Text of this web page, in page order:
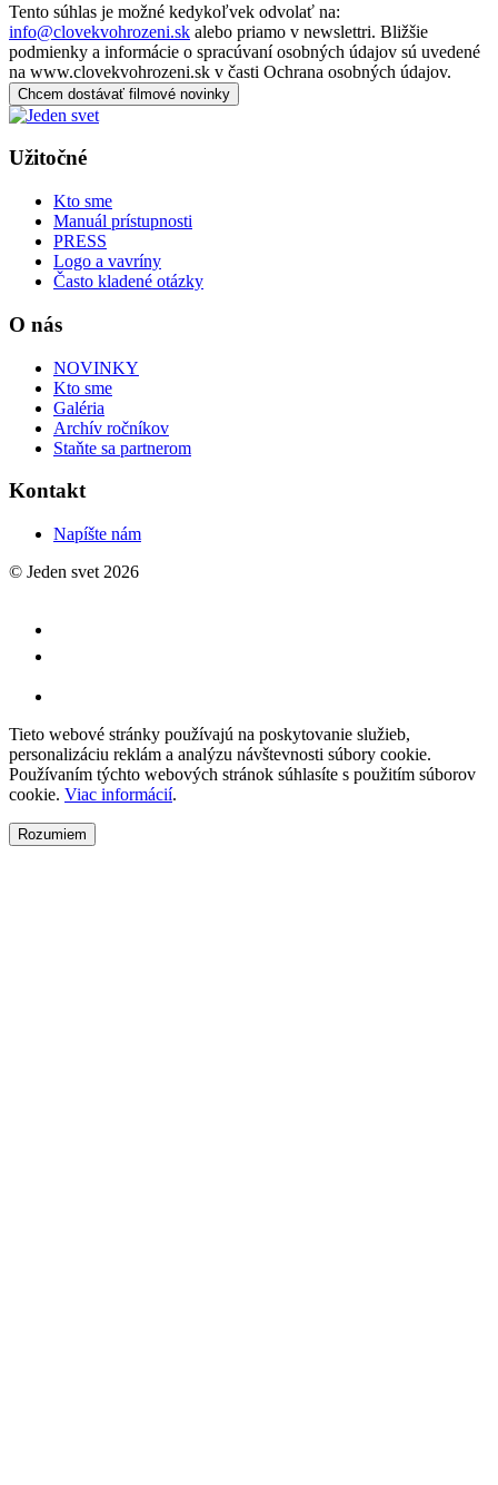
Tento súhlas je možné kedykoľvek odvolať na:
info@clovekvohrozeni.sk alebo priamo v newslettri. Bližšie
podmienky a informácie o spracúvaní osobných údajov sú uvedené
na www.clovekvohrozeni.sk v časti Ochrana osobných údajov.
Chcem dostávať filmové novinky
Užitočné
Kto sme
Manuál prístupnosti
PRESS
Logo a vavríny
Často kladené otázky
O nás
NOVINKY
Kto sme
Galéria
Archív ročníkov
Staňte sa partnerom
Kontakt
Napíšte nám
© Jeden svet 2026
Tieto webové stránky používajú na poskytovanie služieb,
personalizáciu reklám a analýzu návštevnosti súbory cookie.
Používaním týchto webových stránok súhlasíte s použitím súborov
cookie. Viac informácií.
Rozumiem